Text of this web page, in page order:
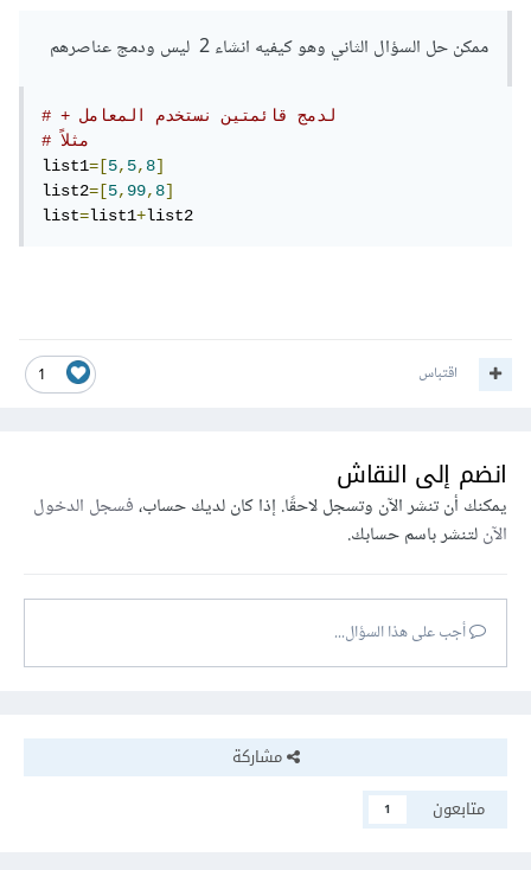
ممكن حل السؤال الثاني وهو كيفيه انشاء 2 ليس ودمج عناصرهم
# مثلاً
list1=[5,5,8]
list2=[5,99,8]
list=list1+list2
1 اقتباس
انضم إلى النقاش
يمكنك أن تنشر الآن وتسجل لاحقًا. إذا كان لديك حساب،فسجل الدخول
الآنلتنشر باسم حسابك.
أجب على هذا السؤال...
مشاركة
متابعون
1